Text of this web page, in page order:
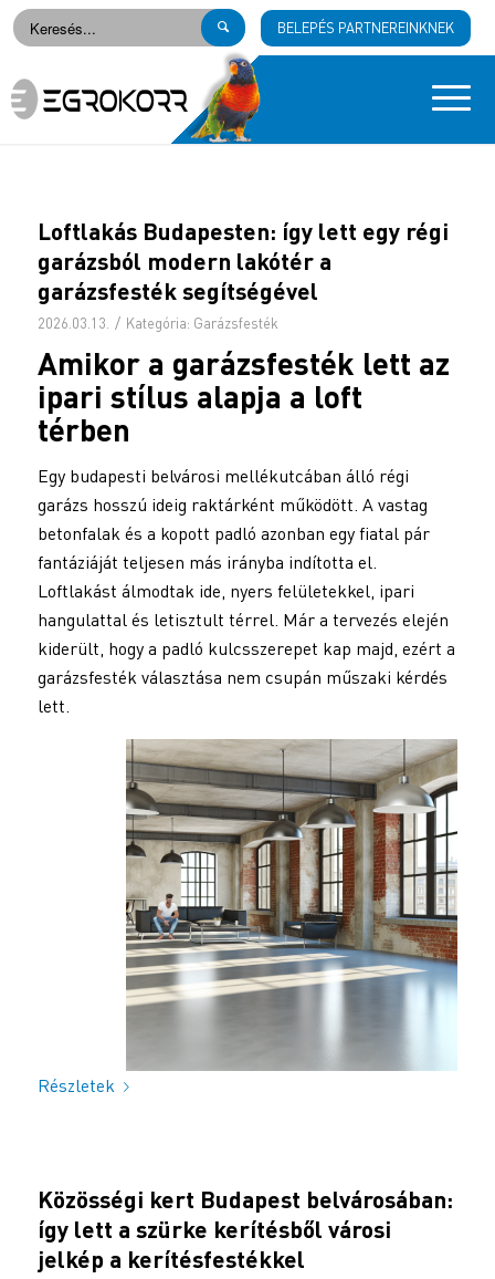
BELEPÉS PARTNEREINKNEK
Loftlakás Budapesten: így lett egy régi
garázsból modern lakótér a
garázsfesték segítségével
2026.03.13. / Kategória: Garázsfesték
Amikor a garázsfesték lett az
ipari stílus alapja a loft
térben
Egy budapesti belvárosi mellékutcában álló régi
garázs hosszú ideig raktárként működött. A vastag
betonfalak és a kopott padló azonban egy fiatal pár
fantáziáját teljesen más irányba indította el.
Loftlakást álmodtak ide, nyers felületekkel, ipari
hangulattal és letisztult térrel. Már a tervezés elején
kiderült, hogy a padló kulcsszerepet kap majd, ezért a
garázsfesték választása nem csupán műszaki kérdés
lett.
Részletek
Közösségi kert Budapest belvárosában:
így lett a szürke kerítésből városi
jelkép a kerítésfestékkel